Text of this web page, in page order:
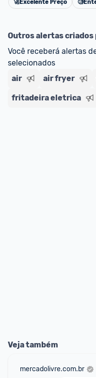
🚀Excelente Preço 🧐
Outros alertas criados
Você receberá alertas
selecionados
air
air fryer
fritadeira eletrica
Veja também
mercadolivre.com.br